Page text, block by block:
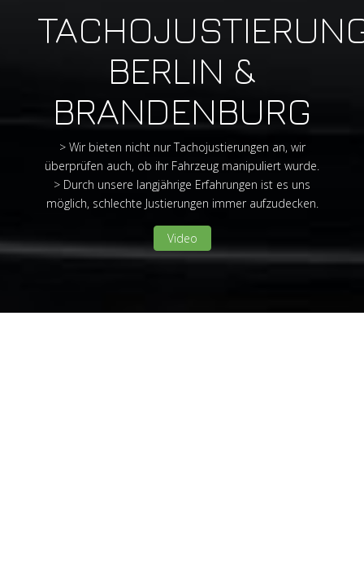
BERLIN &
BRANDENBURG
> Wir bieten nicht nur Tachojustierungen an, wir
überprüfen auch, ob ihr Fahrzeug manipuliert wurde.
> Durch unsere langjährige Erfahrungen ist es uns
möglich, schlechte Justierungen immer aufzudecken.
Video